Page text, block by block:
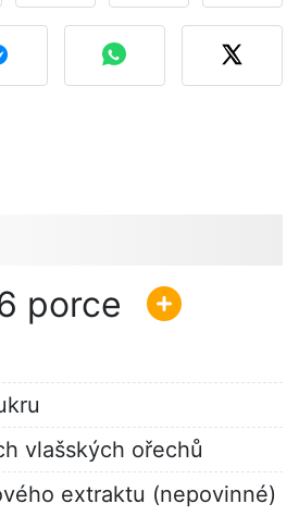
svou
vlašských ořechů
extraktu (nepovinné)